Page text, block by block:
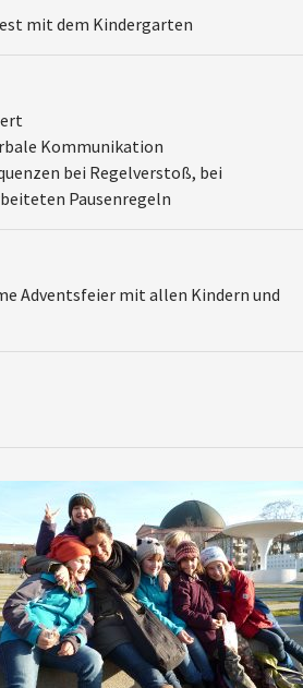
mit dem Kindergarten
Kommunikation
bei Regelverstoß, bei
Pausenregeln
Adventsfeier mit allen Kindern und